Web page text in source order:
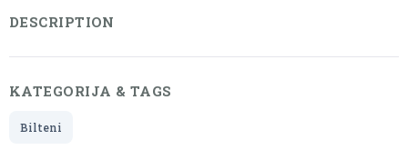
DESCRIPTION
KATEGORIJA & TAGS
Bilteni